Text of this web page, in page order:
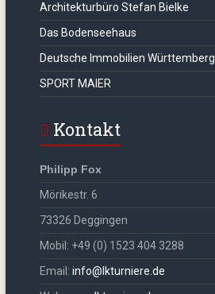
Architekturbüro Stefan Bielke
Das Bodenseehaus
Deutsche Immobilien Württemberg
SPORT MAIER
Kontakt
Philipp Fox
Mörikestr. 6
73326 Deggingen
Mobil: +49 (0) 1523 404 3288
Email: info@lkturniere.de